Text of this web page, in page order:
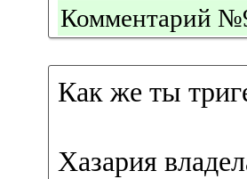
Комментарий
Как же ты
Хазария